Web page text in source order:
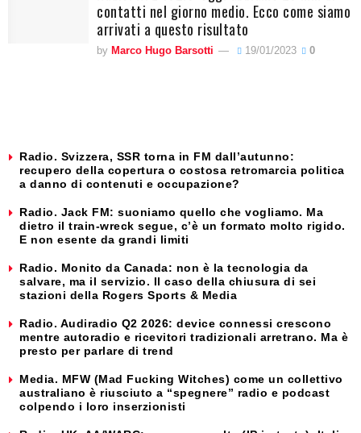
contatti nel giorno medio. Ecco come siamo
arrivati a questo risultato
by Marco Hugo Barsotti 19/01/2023 0
Radio. Svizzera, SSR torna in FM dall’autunno:
recupero della copertura o costosa retromarcia politica
a danno di contenuti e occupazione?
Radio. Jack FM: suoniamo quello che vogliamo. Ma
dietro il train-wreck segue, c’è un formato molto rigido.
E non esente da grandi limiti
Radio. Monito da Canada: non è la tecnologia da
salvare, ma il servizio. Il caso della chiusura di sei
stazioni della Rogers Sports & Media
Radio. Audiradio Q2 2026: device connessi crescono
mentre autoradio e ricevitori tradizionali arretrano. Ma è
presto per parlare di trend
Media. MFW (Mad Fucking Witches) come un collettivo
australiano è riusciuto a “spegnere” radio e podcast
colpendo i loro inserzionisti